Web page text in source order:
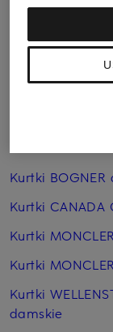
Bransoletki i
Czapki
Kurtki BOGNER
Kurtki CANADA
Kurtki
Kurtki
Kurtki
damskie